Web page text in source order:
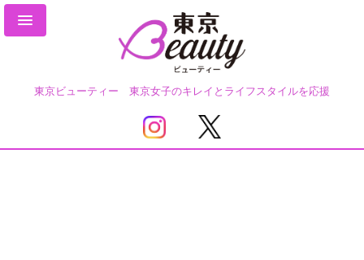
東京ビューティー 東京女子のキレイとライフスタイルを応援